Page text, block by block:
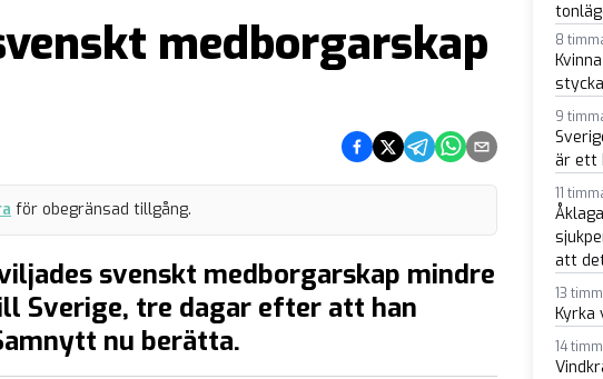
medborgarskap
Dela på Facebook
Dela på Twitter
Dela på Telegram
Dela på Whatsapp
Dela via e-post
för obegränsad tillgång.
svenskt medborgarskap mindre
Sverige, tre dagar efter att han
nu berätta.
8
9
är ett
11
att
13
Kyrka
14